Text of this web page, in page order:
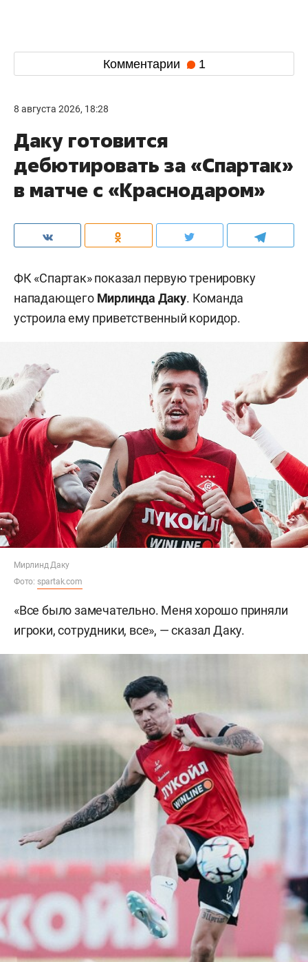
Комментарии 1
8 августа 2026, 18:28
Даку готовится
дебютировать за «Спартак»
в матче с «Краснодаром»
ФК «Спартак» показал первую тренировку
нападающего Мирлинда Даку. Команда
устроила ему приветственный коридор.
Мирлинд Даку
Фото: spartak.com
«Все было замечательно. Меня хорошо приняли
игроки, сотрудники, все», — сказал Даку.